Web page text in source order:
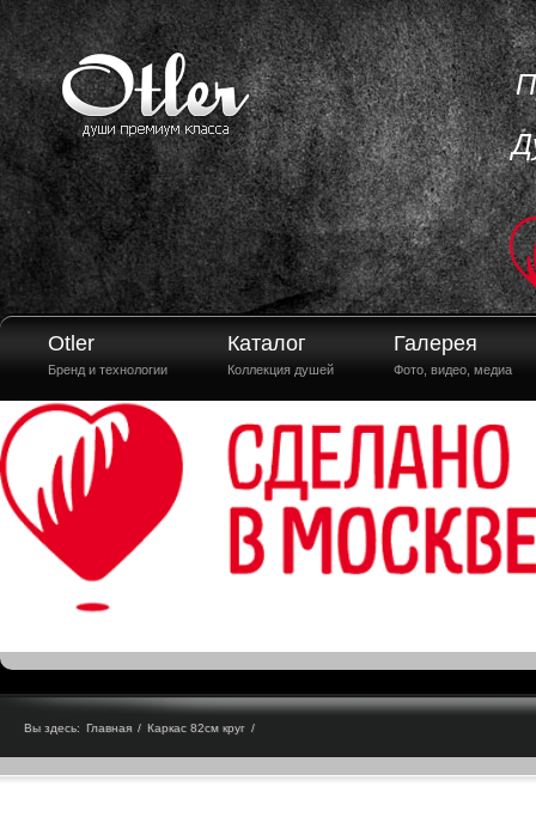
Otler
Бренд и технологии
Каталог
Коллекция душей
Галерея
Фото, видео, медиа
Вы здесь: Главная / Каркас 82см круг /